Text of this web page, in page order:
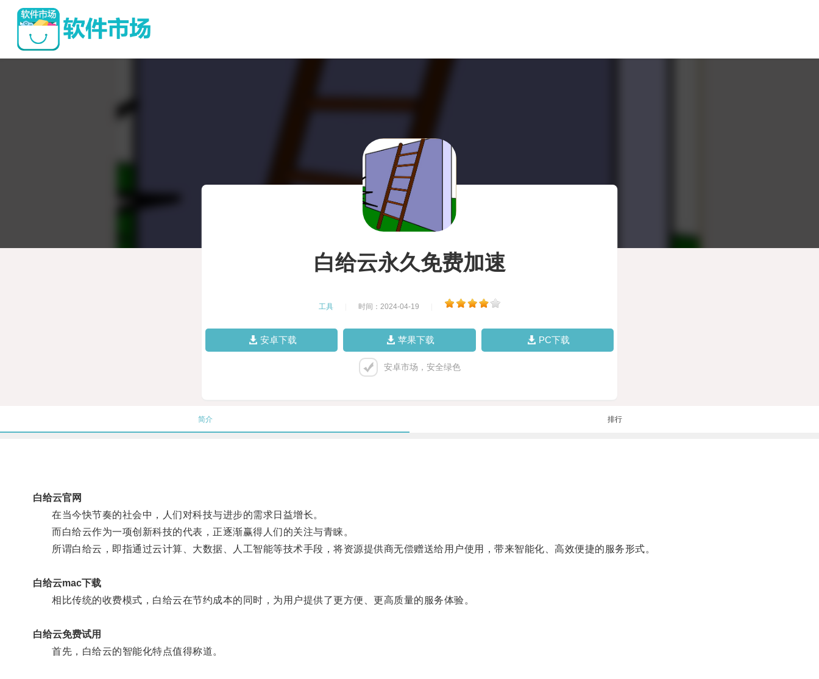
白给云永久免费加速
工具 时间：2024-04-19
安卓下载 苹果下载 PC下载
安卓市场，安全绿色
简介 排行
白给云官网
在当今快节奏的社会中，人们对科技与进步的需求日益增长。
而白给云作为一项创新科技的代表，正逐渐赢得人们的关注与青睐。
所谓白给云，即指通过云计算、大数据、人工智能等技术手段，将资源提供商无偿赠送给用户使用，带来智能化、高效便捷的服务形式。
白给云mac下载
相比传统的收费模式，白给云在节约成本的同时，为用户提供了更方便、更高质量的服务体验。
白给云免费试用
首先，白给云的智能化特点值得称道。